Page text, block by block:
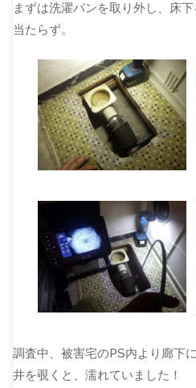
まずは洗濯パンを取り外し、床
当たらず。
調査中、被害宅のPS内より廊下
井を覗くと、濡れていました！